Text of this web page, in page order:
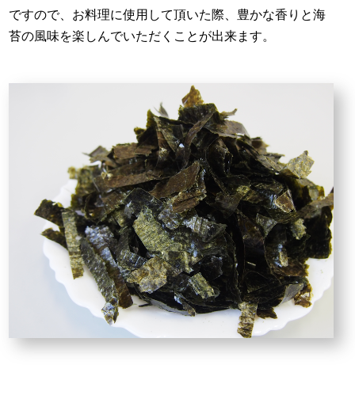
ですので、お料理に使用して頂いた際、豊かな香りと海
苔の風味を楽しんでいただくことが出来ます。